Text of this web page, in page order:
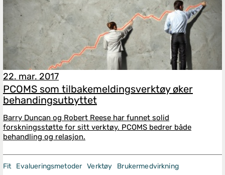
22. mar. 2017
PCOMS som tilbakemeldingsverktøy øker
behandingsutbyttet
Barry Duncan og Robert Reese har funnet solid
forskningsstøtte for sitt verktøy. PCOMS bedrer både
behandling og relasjon.
Fit Evalueringsmetoder Verktøy
Brukermedvirkning